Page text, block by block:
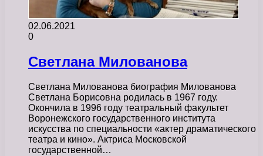
02.06.2021
0
Светлана Милованова
Светлана Милованова биография Милованова
Светлана Борисовна родилась в 1967 году.
Окончила в 1996 году театральный факультет
Воронежского государственного института
искусства по специальности «актер драматического
театра и кино». Актриса Московской
государственной…